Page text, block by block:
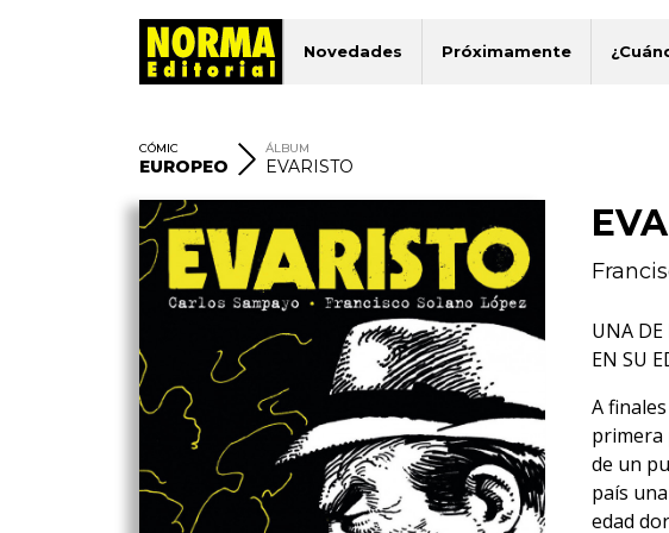
Novedades Próximamente
CÓMIC
EUROPEO
ÁLBUM
EVARISTO
UNA DE
EN SU
A
primera
de un
país
edad